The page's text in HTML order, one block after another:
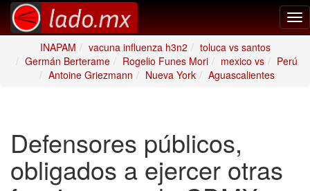
INAPAM
vacuna influenza h3n2
toluca vs santos
Germán Berterame
Rogelio Funes Mori mexico vs
Perú
Antoine Griezmann
Nueva York Aguascalientes
Defensores públicos,
obligados a ejercer otras